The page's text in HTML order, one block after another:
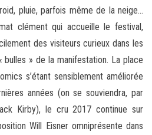
pluie, parfois même de la neige…
clément qui accueille le festival,
des visiteurs curieux dans les
» de la manifestation. La place
s’étant sensiblement améliorée
années (on se souviendra, par
Kirby), le cru 2017 continue sur
Will Eisner omniprésente dans